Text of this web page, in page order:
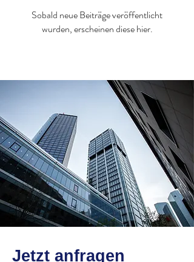
Sobald neue Beiträge veröffentlicht
wurden, erscheinen diese hier.
Jetzt anfragen